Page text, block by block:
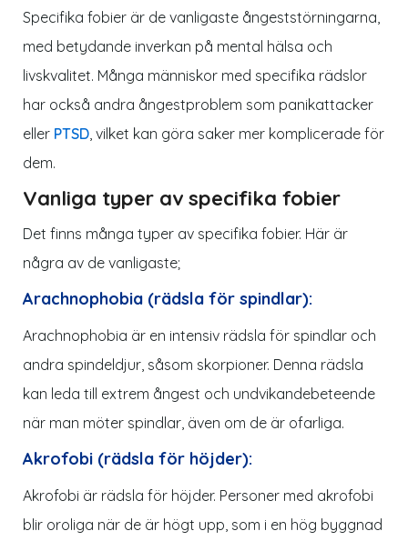
Specifika fobier är de vanligaste ångeststörningarna,
med betydande inverkan på mental hälsa och
livskvalitet. Många människor med specifika rädslor
har också andra ångestproblem som panikattacker
eller PTSD , vilket kan göra saker mer komplicerade för
dem.
Vanliga typer av specifika fobier
Det finns många typer av specifika fobier. Här är
några av de vanligaste;
Arachnophobia (rädsla för spindlar):
Arachnophobia är en intensiv rädsla för spindlar och
andra spindeldjur, såsom skorpioner. Denna rädsla
kan leda till extrem ångest och undvikandebeteende
när man möter spindlar, även om de är ofarliga.
Akrofobi (rädsla för höjder):
Akrofobi är rädsla för höjder. Personer med akrofobi
blir oroliga när de är högt upp, som i en hög byggnad